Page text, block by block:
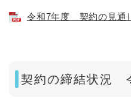
令和7年度 契約の見通
契約の締結状況